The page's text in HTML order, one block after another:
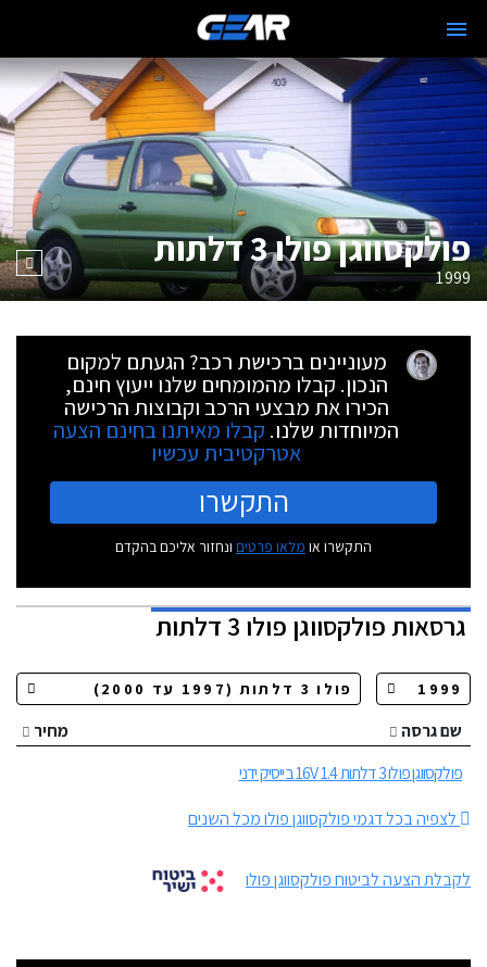
פולקסווגן פולו 3 דלתות
1999
מעוניינים ברכישת רכב? הגעתם למקום
הנכון. קבלו מהמומחים שלנו ייעוץ חינם,
הכירו את מבצעי הרכב וקבוצות הרכישה
המיוחדות שלנו. קבלו מאיתנו בחינם הצעה
אטרקטיבית עכשיו
התקשרו
התקשרו או מלאו פרטים ונחזור אליכם בהקדם
גרסאותפולקסווגן פולו 3 דלתות
שם גרסה
מחיר
פולקסווגן פולו 3 דלתות 1.4 16V בייסיק ידני
לצפיה בכל דגמי פולקסווגן פולו מכל השנים
לקבלת הצעה לביטוח פולקסווגן פולו